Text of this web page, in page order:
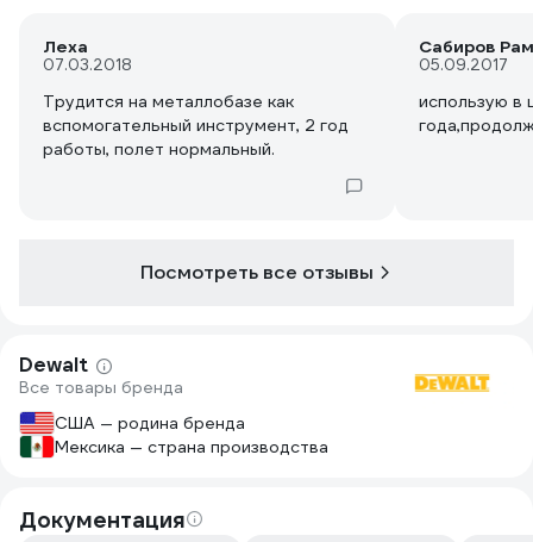
Леха
07.03.2018
Трудится на металлобазе как
вспомогательный инструмент, 2 год
работы, полет нормальный.
Сабиров
05.09.2017
использую в
Посмотреть все отзывы
Dewalt
Все товары бренда
США — родина бренда
Мексика — страна производства
Документация